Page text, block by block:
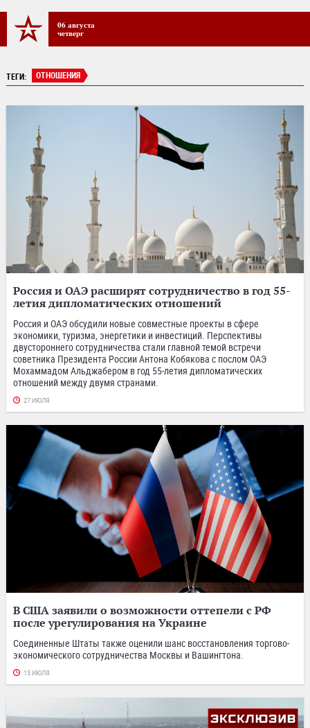
06 августа
четверг
ТЕГИ: ОТНОШЕНИЯ
Россия и ОАЭ расширят сотрудничество в год 55-
летия дипломатических отношений
Россия и ОАЭ обсудили новые совместные проекты в сфере
экономики, туризма, энергетики и инвестиций. Перспективы
двустороннего сотрудничества стали главной темой встречи
советника Президента России Антона Кобякова с послом ОАЭ
Мохаммадом Альджабером в год 55-летия дипломатических
отношений между двумя странами.
27 ИЮЛЯ
В США заявили о возможности оттепели с РФ
после урегулирования на Украине
Соединенные Штаты также оценили шанс восстановления торгово-
экономического сотрудничества Москвы и Вашингтона.
15 ИЮЛЯ